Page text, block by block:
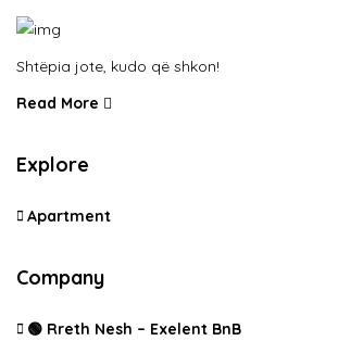
Shtëpia jote, kudo që shkon!
Read More
Explore
Apartment
Company
🟢 Rreth Nesh – Exelent BnB